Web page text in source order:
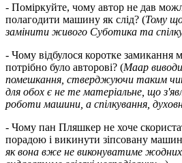
- Поміркуйте, чому автор не дав
полагодити машину як слід? (Тому
замінити живого Суботика та
- Чому відбулося коротке
потрібно було авторові? (Маар
помешкання, стверджуючи таким
для обох є не те матеріальне, що
роботи машини, а спілкування,
- Чому пан Пляшкер не хоче
порадою і викинути зіпсовану
як вона вже не виконуватиме